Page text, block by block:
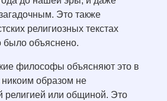
Это также
религиозных текстах
было объяснено.
философы объясняют это в
образом не
религией или общиной. Это